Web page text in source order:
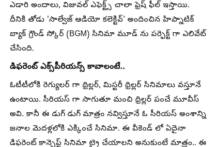
ఎడారి అందాలు, విజువల్ ఎఫెక్ట్స్ చాలా ఫ్రెష్ ఫీల్ ఇస్తాయి.
దీనికి తోడు 'సాల్వేజ్ ఆడియో కలెక్టివ్' అందించిన హిప్నాటిక్
బ్యాక్ గ్రౌండ్ స్కోర్ (BGM) సినిమా మూడ్ ను పర్ఫెక్ట్ గా ఎలివేట్
చేసింది.
డిఫరెంట్ ఎక్స్‌పీరియన్స్ కావాలంటే..
ఓటీటీలోకి రెగ్యులర్ గా థ్రిల్లర్, మిస్టరీ థ్రిల్లర్ సినిమాలు వస్తూనే
ఉంటాయి. సీరియస్ గా సాగుతూ మంచి థ్రిల్లర్ పంచే మూవీస్
అవి. కానీ ఈ డుగ్ డుగ్ మాత్రం నవ్విస్తూనే ఓ సీరియస్ అంశాన్ని
జనాల మెదళ్లలోకి ఎక్కించే సినిమా. ఈ వీకెండ్ లో ఏదైనా
డిఫరెంట్ కాన్సెప్ట్ సినిమా ట్రై చేయాలని అనుకుంటే మాత్రం.. ఈ